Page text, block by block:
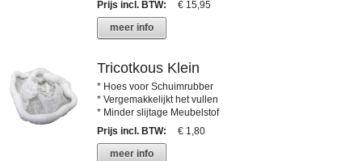
Prijs incl. BTW:
€ 15,95
meer info
Tricotkous Klein
* Hoes voor Schuimrubber
* Vergemakkelijkt het vullen
* Minder slijtage Meubelstof
Prijs incl. BTW:
€ 1,80
meer info